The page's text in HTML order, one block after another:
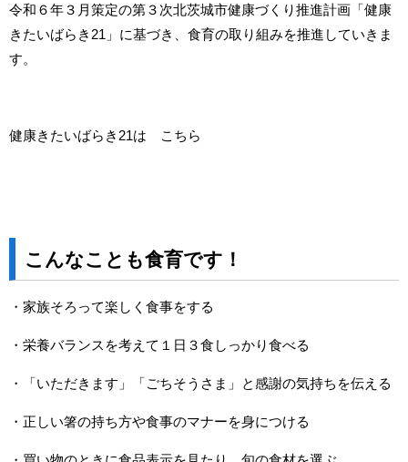
令和６年３月策定の第３次北茨城市健康づくり推進計画「健康
きたいばらき21」に基づき、食育の取り組みを推進していきま
す。
健康きたいばらき21は こちら
こんなことも食育です！
・家族そろって楽しく食事をする
・栄養バランスを考えて１日３食しっかり食べる
・「いただきます」「ごちそうさま」と感謝の気持ちを伝える
・正しい箸の持ち方や食事のマナーを身につける